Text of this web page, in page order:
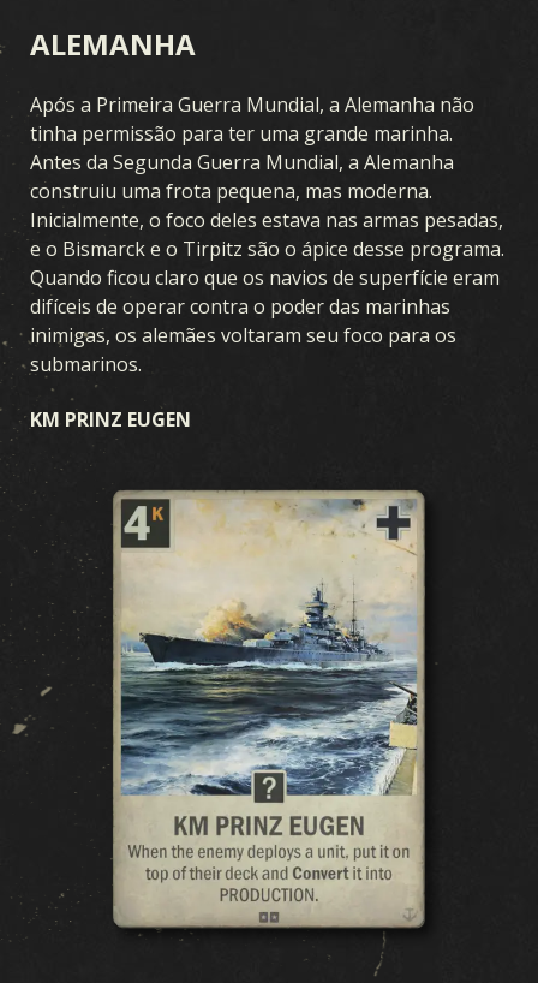
ALEMANHA
Após a Primeira Guerra Mundial, a Alemanha não
tinha permissão para ter uma grande marinha.
Antes da Segunda Guerra Mundial, a Alemanha
construiu uma frota pequena, mas moderna.
Inicialmente, o foco deles estava nas armas pesadas,
e o Bismarck e o Tirpitz são o ápice desse programa.
Quando ficou claro que os navios de superfície eram
difíceis de operar contra o poder das marinhas
inimigas, os alemães voltaram seu foco para os
submarinos.
KM PRINZ EUGEN
JOGO
O QUE É O KARDS
ACADEMIA DE KARDS
CARTAS
COLEÇÃO CRIADOR DE BARALHO BARALHOS
EXPANSÃO: EXPANSÃO DE VERÃO
TEMPESTADE OCEÂNICA
PRELÚDIO À GUERRA
FRENTE INTERNA
SUPREMACIA AÉREA
GUERRA NAVAL
FRENTE UNIDA
SANGUE & FERRO
OPERAÇÕES SECRETAS
GUERRA DE INVERNO
BROTHERS IN ARMS
LEGIÕES
AVANÇO
OPERAÇÕES DE GUERRA FIDELIDADE